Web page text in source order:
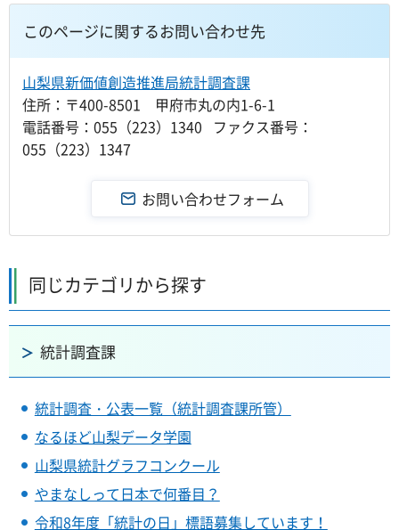
このページに関するお問い合わせ先
山梨県新価値創造推進局統計調査課
住所：〒400-8501 甲府市丸の内1-6-1
電話番号：055（223）1340 ファクス番号：
055（223）1347
同じカテゴリから探す
統計調査課
統計調査・公表一覧（統計調査課所管）
なるほど山梨データ学園
山梨県統計グラフコンクール
やまなしって日本で何番目？
令和8年度「統計の日」標語募集しています！